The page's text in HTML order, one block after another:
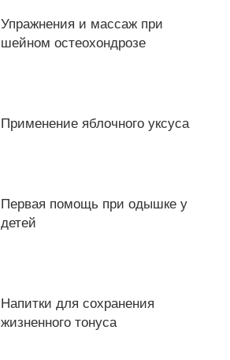
Упражнения и массаж при
шейном остеохондрозе
Применение яблочного уксуса
Первая помощь при одышке у
детей
Напитки для сохранения
жизненного тонуса